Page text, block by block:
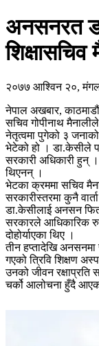
अनसनरत
शिक्षासचिव
२०७७ आश्विन २०,
नेपाल अखबार,
सचिव गोपीनाथ
नेतृत्वमा पुगेको ३
भेटेको हो । डा.केसीले
सरकारी अधिकारी हुन्
थिएनन् ।
भेटका क्रममा सचिव
सरकारीस्तरमा कुनै
डा.केसीलाई अनसन
सरकारले आधिकारिक
दोहोर्याएका थिए ।
तीन हप्तादेखि
गएको त्रिवि शिक्षण
उनको जीवन रक्षाप्रति
चर्को आलोचना हुँदै